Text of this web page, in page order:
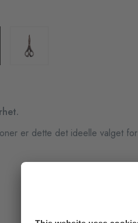
er dette det ideelle valget for